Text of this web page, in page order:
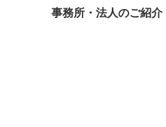
事務所・法人のご紹介